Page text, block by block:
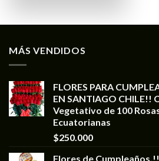
MÁS VENDIDOS
FLORES PARA
EN SANTIAGO CHILE!!
Vegetativo de 100
Ecuatorianas
$250.000
Flores de